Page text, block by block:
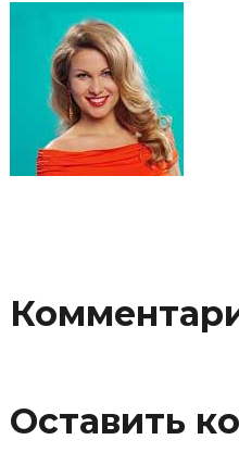
Оставить